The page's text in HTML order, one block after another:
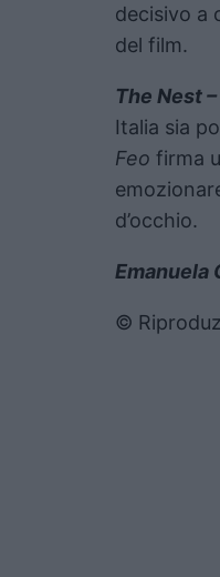
decisivo a
del film.
The Nest
Italia sia
Feo firma
d’occhio.
Emanuela
©